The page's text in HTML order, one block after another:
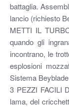
battaglia.
lancio (richiesto
METTI IL
quando gli
incontrano, le
esplosioni
Sistema
3 PEZZI FACILI
lama, del